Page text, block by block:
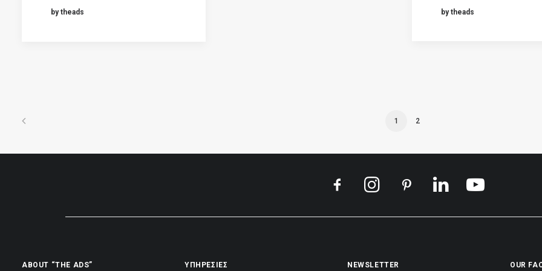
by theads by theads
1 2
ABOUT “THE ADS” ΥΠΗΡΕΣΙΕΣ NEWSLETTER OUR